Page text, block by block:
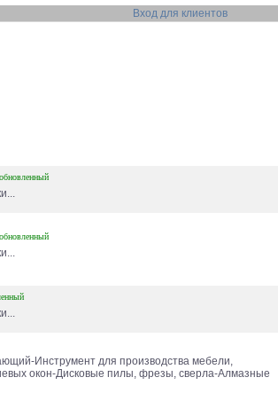
Вход для клиентов
обновленный
обновленный
Инструмент для производства мебели,
окон-Дисковые пилы, фрезы, сверла-Алмазные